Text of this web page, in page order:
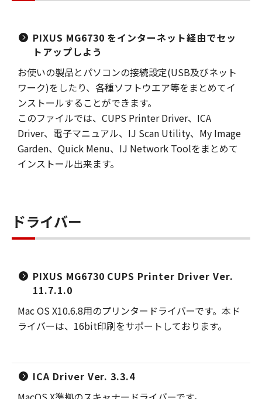
PIXUS MG6730 をインターネット経由でセッ
トアップしよう
お使いの製品とパソコンの接続設定(USB及びネット
ワーク)をしたり、各種ソフトウエア等をまとめてイ
ンストールすることができます。
このファイルでは、CUPS Printer Driver、ICA
Driver、電子マニュアル、IJ Scan Utility、My Image
Garden、Quick Menu、IJ Network Toolをまとめて
インストール出来ます。
ドライバー
PIXUS MG6730 CUPS Printer Driver Ver.
11.7.1.0
Mac OS X10.6.8用のプリンタードライバーです。本ド
ライバーは、16bit印刷をサポートしております。
ICA Driver Ver. 3.3.4